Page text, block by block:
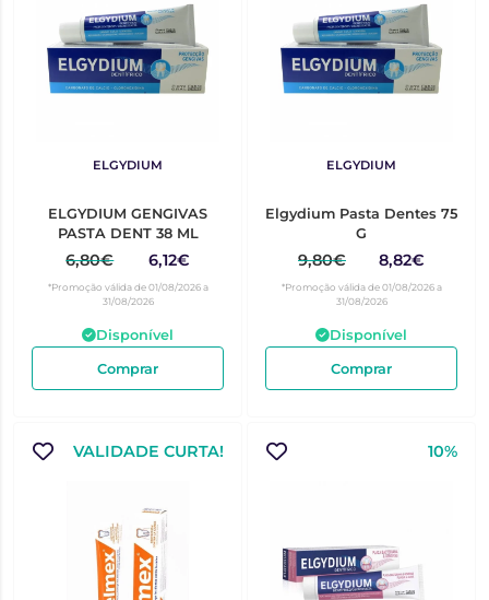
ELGYDIUM
ELGYDIUM GENGIVAS
PASTA DENT 38 ML
6,80€ 6,12€
*Promoção válida de 01/08/2026 a
31/08/2026
Disponível
Comprar
ELGYDIUM
Elgydium Pasta Dentes 75
G
9,80€ 8,82€
*Promoção válida de 01/08/2026 a
31/08/2026
Disponível
Comprar
VALIDADE CURTA! 10%